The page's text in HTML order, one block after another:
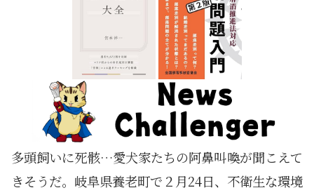
多頭飼いに死骸…愛犬家たちの阿鼻叫喚が聞こえて
きそうだ。岐阜県養老町で２月24日、不衛生な環境